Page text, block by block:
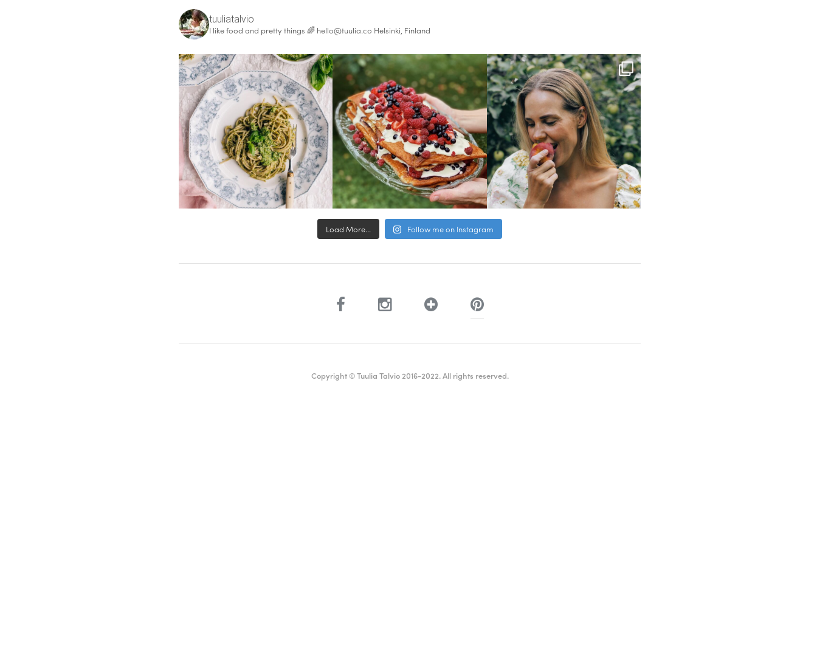
tuuliatalvio
I like food and pretty things 🌈 hello@tuulia.co Helsinki, Finland
Load More... Follow me on Instagram
Copyright © Tuulia Talvio 2016-2022. All rights reserved.